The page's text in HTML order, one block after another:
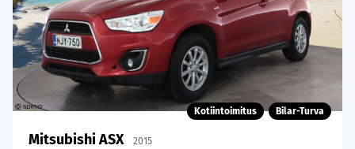
Kotiintoimitus Bilar-Turva
Mitsubishi ASX 2015